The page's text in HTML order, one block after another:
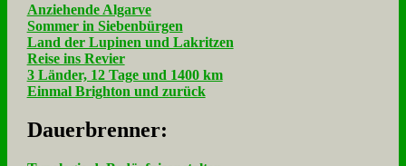
Anziehende Algarve
Sommer in Siebenbürgen
Land der Lupinen und Lakritzen
Reise ins Revier
3 Länder, 12 Tage und 1400 km
Einmal Brighton und zurück
Dau­er­bren­ner: